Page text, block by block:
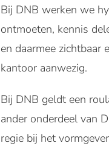
Bij DNB werken we
ontmoeten, kennis
en daarmee zichtbaar
kantoor aanwezig.
Bij DNB geldt een
ander onderdeel van
regie bij het